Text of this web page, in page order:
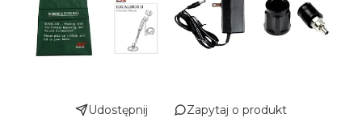
Udostępnij Zapytaj o produkt